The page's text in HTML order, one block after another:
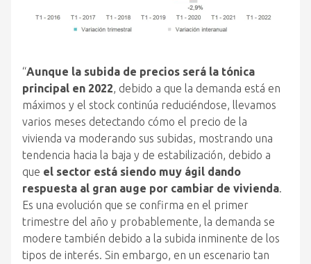
“Aunque la subida de precios será la tónica
principal en 2022, debido a que la demanda está en
máximos y el stock continúa reduciéndose, llevamos
varios meses detectando cómo el precio de la
vivienda va moderando sus subidas, mostrando una
tendencia hacia la baja y de estabilización, debido a
que el sector está siendo muy ágil dando
respuesta al gran auge por cambiar de vivienda.
Es una evolución que se confirma en el primer
trimestre del año y probablemente, la demanda se
modere también debido a la subida inminente de los
tipos de interés. Sin embargo, en un escenario tan